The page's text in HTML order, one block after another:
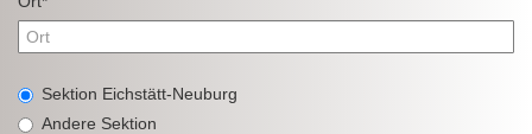
Sektion Eichstätt-Neuburg
Andere Sektion